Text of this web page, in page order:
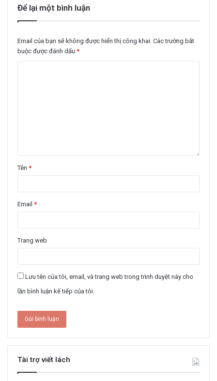
Để lại một bình luận
Email của bạn sẽ không được hiển thị công khai. Các trường bắt
buộc được đánh dấu *
Tên *
Email *
Trang web
Lưu tên của tôi, email, và trang web trong trình duyệt này cho
lần bình luận kế tiếp của tôi.
Tài trợ viết lách